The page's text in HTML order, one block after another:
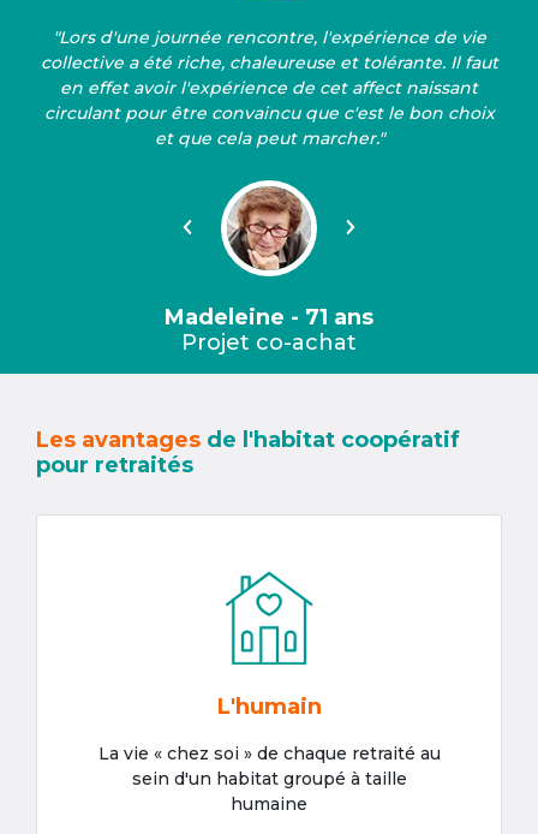
"Lors d'une journée rencontre, l'expérience de vie
collective a été riche, chaleureuse et tolérante. Il faut
en effet avoir l'expérience de cet affect naissant
circulant pour être convaincu que c'est le bon choix
et que cela peut marcher."
Précédent Suivant
Madeleine - 71 ans
Projet co-achat
Les avantages de l'habitat coopératif
pour retraités
L'humain
La vie « chez soi » de chaque retraité au
sein d'un habitat groupé à taille
humaine